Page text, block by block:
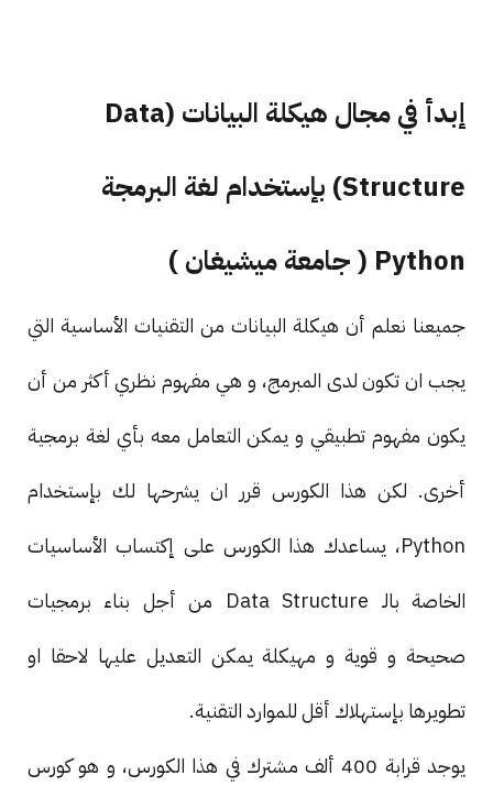
إبدأ في مجال هيكلة البيانات (Data
Structure) بإستخدام لغة البرمجة
Python ( جامعة ميشيغان )
جميعنا نعلم أن هيكلة البيانات من التقنيات الأساسية التي
يجب ان تكون لدى المبرمج، و هي مفهوم نظري أكثر من أن
يكون مفهوم تطبيقي و يمكن التعامل معه بأي لغة برمجية
أخرى. لكن هذا الكورس قرر ان يشرحها لك بإستخدام
Python، يساعدك هذا الكورس على إكتساب الأساسيات
الخاصة بالـ Data Structure من أجل بناء برمجيات
صحيحة و قوية و مهيكلة يمكن التعديل عليها لاحقا او
تطويرها بإستهلاك أقل للموارد التقنية.
يوجد قرابة 400 ألف مشترك في هذا الكورس، و هو كورس